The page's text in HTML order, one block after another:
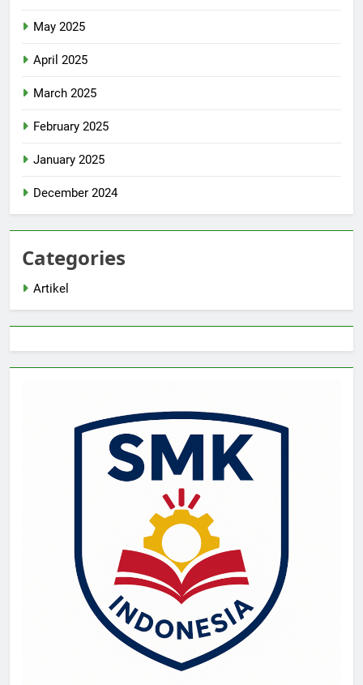
May 2025
April 2025
March 2025
February 2025
January 2025
December 2024
Categories
Artikel